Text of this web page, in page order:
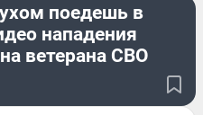
поедешь в
нападения
ветерана СВО